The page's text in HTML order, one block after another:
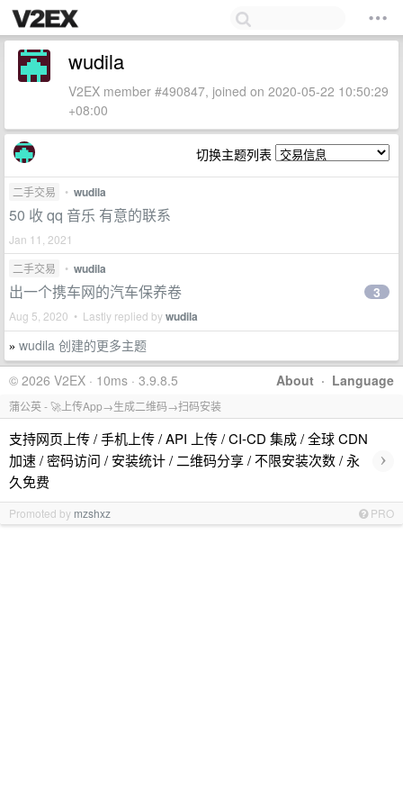
wudila
V2EX member #490847, joined on 2020-05-22 10:50:29
+08:00
切换主题列表
二手交易 • wudila
50 收 qq 音乐 有意的联系
Jan 11, 2021
二手交易
• wudila
出一个携车网的汽车保养卷
Aug 5, 2020 • Lastly replied bywudila
3
» wudila 创建的更多主题
About · Language
© 2026 V2EX · 10ms · 3.9.8.5
蒲公英 - 🚀上传App→生成二维码→扫码安装
支持网页上传 / 手机上传 / API 上传 / CI-CD 集成 / 全球 CDN
加速 / 密码访问 / 安装统计 / 二维码分享 / 不限安装次数 / 永
久免费
›
Promoted by mzshxz PRO